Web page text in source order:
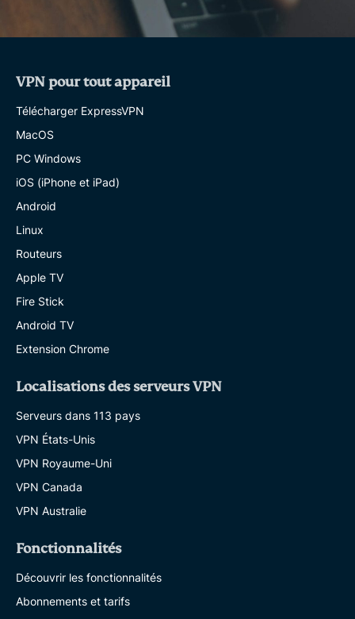
VPN pour tout appareil
Télécharger ExpressVPN
MacOS
PC Windows
iOS (iPhone et iPad)
Android
Linux
Routeurs
Apple TV
Fire Stick
Android TV
Extension Chrome
Localisations des serveurs VPN
Serveurs dans 113 pays
VPN États-Unis
VPN Royaume-Uni
VPN Canada
VPN Australie
Fonctionnalités
Découvrir les fonctionnalités
Abonnements et tarifs